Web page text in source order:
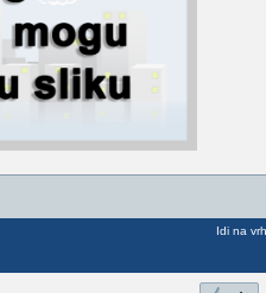
Idi na vrh